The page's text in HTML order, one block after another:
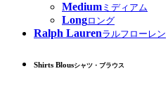
Medium ミディアム
Longロング
Ralph Laurenラルフローレン
Shirts Blousシャツ・ブラウス